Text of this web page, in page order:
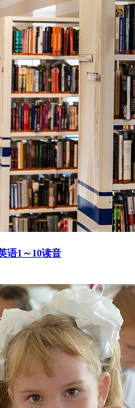
语1～10读音